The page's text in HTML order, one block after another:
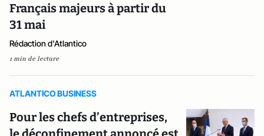
Français majeurs à partir du
31 mai
Rédaction d'Atlantico
1 min de lecture
ATLANTICO BUSINESS
Pour les chefs d’entreprises,